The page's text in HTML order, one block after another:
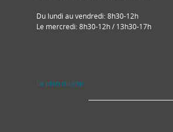
Du lundi au vendredi: 8h30-12h
Le mercredi: 8h30-12h / 13h30-17h
Le plan du site